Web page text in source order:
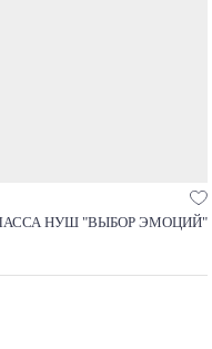
НУШ "ВЫБОР ЭМОЦИЙ"